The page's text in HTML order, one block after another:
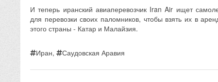
И теперь иранский авиаперевозчик Iran Air ищет
для перевозки своих паломников, чтобы взять их в
этого страны - Катар и Малайзия.
Иран, Саудовская Аравия